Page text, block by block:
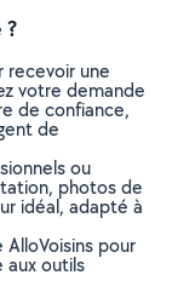
?
recevoir une
votre demande
de confiance,
de
ou
photos de
idéal, adapté à
pour
aux outils